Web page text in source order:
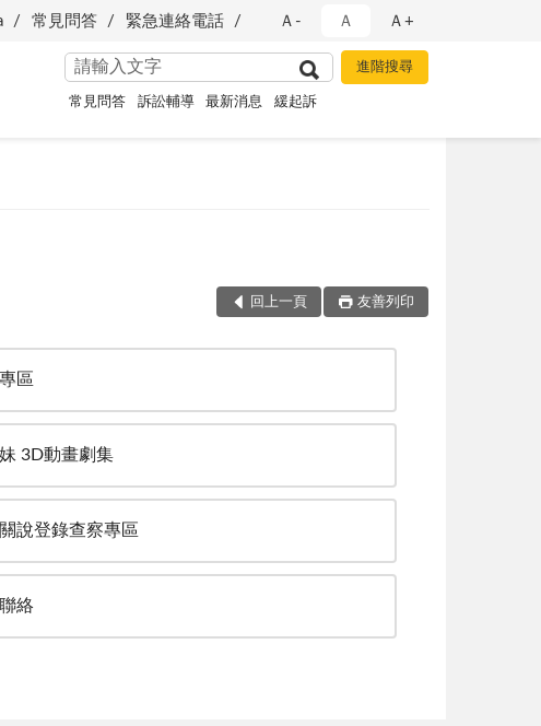
常見問答 緊急連絡電話 Ａ- Ａ Ａ+
常見問答 訴訟輔導 最新消息 緩起訴
回上一頁 友善列印
區
3D動畫劇集
說登錄查察專區
絡